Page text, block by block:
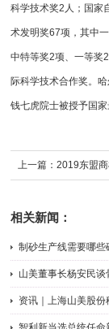
科学技术奖2人；国家
术发明奖67项，其中
中特等奖2项、一等奖
际科学技术合作奖。
钱七虎院士被授予国家
上一篇： 2019东盟
相关新闻：
制砂生产线需要哪些